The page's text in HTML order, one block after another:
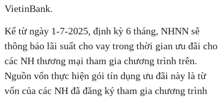
VietinBank.
Kể từ ngày 1-7-2025, định kỳ 6 tháng, NHNN sẽ
thông báo lãi suất cho vay trong thời gian ưu đãi cho
các NH thương mại tham gia chương trình trên.
Nguồn vốn thực hiện gói tín dụng ưu đãi này là từ
vốn của các NH đã đăng ký tham gia chương trình